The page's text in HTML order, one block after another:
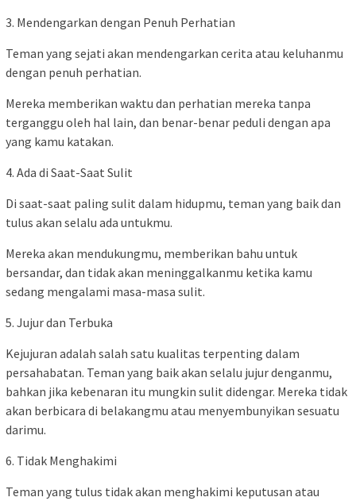
3. Mendengarkan dengan Penuh Perhatian
Teman yang sejati akan mendengarkan cerita atau keluhanmu
dengan penuh perhatian.
Mereka memberikan waktu dan perhatian mereka tanpa
terganggu oleh hal lain, dan benar-benar peduli dengan apa
yang kamu katakan.
4. Ada di Saat-Saat Sulit
Di saat-saat paling sulit dalam hidupmu, teman yang baik dan
tulus akan selalu ada untukmu.
Mereka akan mendukungmu, memberikan bahu untuk
bersandar, dan tidak akan meninggalkanmu ketika kamu
sedang mengalami masa-masa sulit.
5. Jujur dan Terbuka
Kejujuran adalah salah satu kualitas terpenting dalam
persahabatan. Teman yang baik akan selalu jujur denganmu,
bahkan jika kebenaran itu mungkin sulit didengar. Mereka tidak
akan berbicara di belakangmu atau menyembunyikan sesuatu
darimu.
6. Tidak Menghakimi
Teman yang tulus tidak akan menghakimi keputusan atau